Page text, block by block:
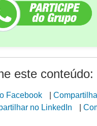
este conteúdo:
Facebook
no LinkedIn